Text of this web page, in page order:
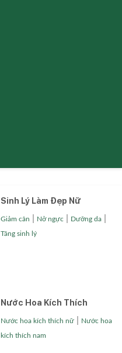
Sinh Lý Làm Đẹp Nữ
Giảm cân Nở ngực Dưỡng da|
Tăng sinh lý
Nước Hoa Kích Thích
Nước hoa kích thích nữ| Nước hoa
kích thích nam